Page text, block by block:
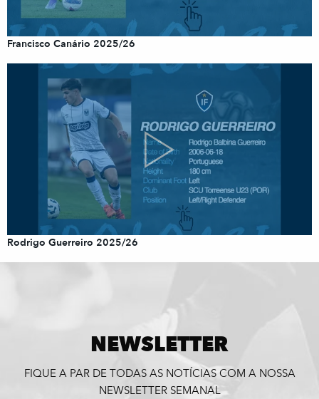
Francisco Canário 2025/26
Rodrigo Guerreiro 2025/26
NEWSLETTER
FIQUE A PAR DE TODAS AS NOTÍCIAS COM A NOSSA
NEWSLETTER SEMANAL